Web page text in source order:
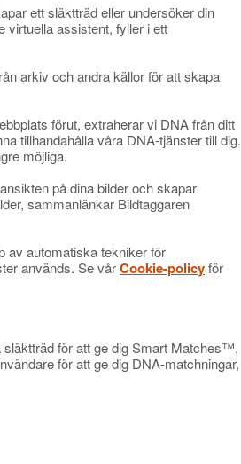
ett släktträd eller undersöker din
virtuella assistent, fyller i ett
arkiv och andra källor för att skapa
förut, extraherar vi DNA från ditt
tillhandahålla våra DNA-tjänster till dig.
möjliga.
på dina bilder och skapar
sammanlänkar Bildtaggaren
av automatiska tekniker för
används. Se vårCookie-policyför
släktträd för att ge dig Smart Matches™,
för att ge dig DNA-matchningar,